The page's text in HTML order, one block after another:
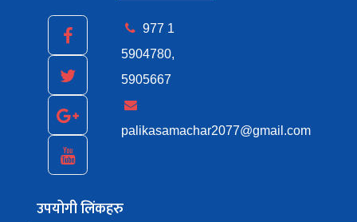
977 1
5904780,
5905667
palikasamachar2077@gmail.com
उपयोगी लिंकहरु